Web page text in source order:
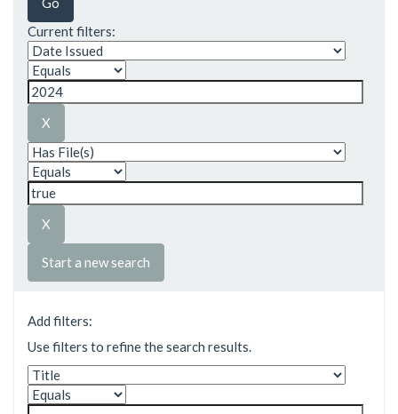
Current filters:
Start a new search
Add filters:
Use filters to refine the search results.